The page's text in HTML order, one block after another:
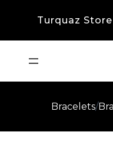
Turquaz
Bracelets/